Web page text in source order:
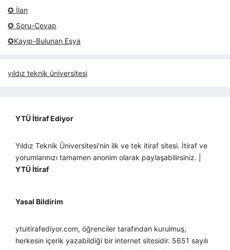
✪ İlan
✪ Soru-Cevap
✪Kayıp-Bulunan Eşya
yıldız teknik üniversitesi
YTÜ İtiraf Ediyor
Yıldız Teknik Üniversitesi'nin ilk ve tek itiraf sitesi. İtiraf ve
yorumlarınızı tamamen anonim olarak paylaşabilirsiniz. |
YTÜ İtiraf
Yasal Bildirim
ytuitirafediyor.com, öğrenciler tarafından kurulmuş,
herkesin içerik yazabildiği bir internet sitesidir. 5651 sayılı